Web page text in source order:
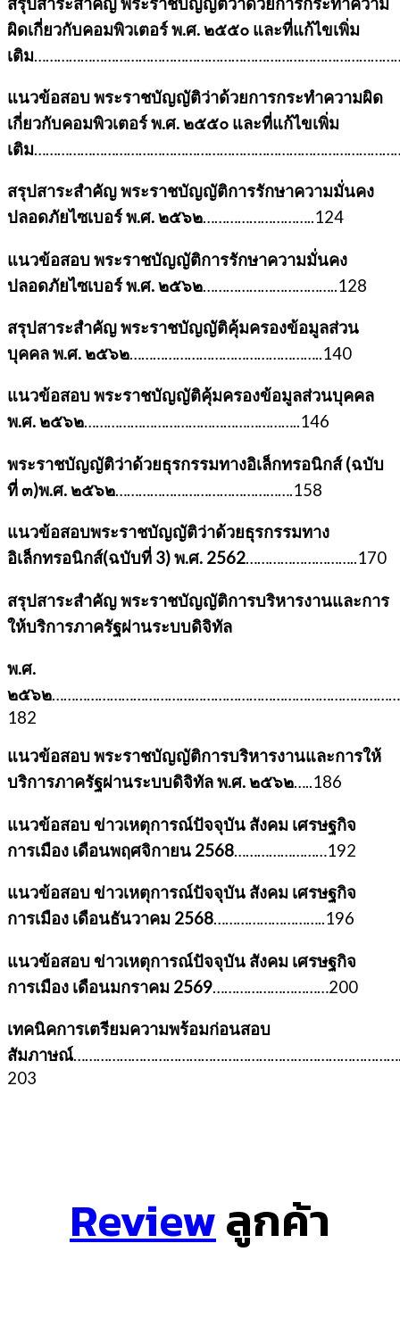
ผิดเกี่ยวกับคอมพิวเตอร์ พ.ศ. ๒๕๕๐ และที่แก้ไขเพิ่ม
เติม
แนวข้อสอบ พระราชบัญญัติว่าด้วยการกระทำความผิด
เกี่ยวกับคอมพิวเตอร์ พ.ศ. ๒๕๕๐ และที่แก้ไขเพิ่ม
เติม
สรุปสาระสำคัญ พระราชบัญญัติการรักษาความมั่นคง
ปลอดภัยไซเบอร์ พ.ศ. ๒๕๖๒………………………..124
แนวข้อสอบ พระราชบัญญัติการรักษาความมั่นคง
ปลอดภัยไซเบอร์ พ.ศ. ๒๕๖๒……………………………..128
สรุปสาระสำคัญ พระราชบัญญัติคุ้มครองข้อมูลส่วน
บุคคล พ.ศ. ๒๕๖๒…………………………………………..140
แนวข้อสอบ พระราชบัญญัติคุ้มครองข้อมูลส่วนบุคคล
พ.ศ. ๒๕๖๒………………………………………………..146
พระราชบัญญัติว่าด้วยธุรกรรมทางอิเล็กทรอนิกส์ (ฉบับ
ที่ ๓)พ.ศ. ๒๕๖๒……………………………………….158
แนวข้อสอบพระราชบัญญัติว่าด้วยธุรกรรมทาง
อิเล็กทรอนิกส์(ฉบับที่ 3) พ.ศ. 2562………………………..170
สรุปสาระสำคัญ พระราชบัญญัติการบริหารงานและการ
ให้บริการภาครัฐผ่านระบบดิจิทัล
พ.ศ.
๒๕๖๒
182
แนวข้อสอบ พระราชบัญญัติการบริหารงานและการให้
บริการภาครัฐผ่านระบบดิจิทัล พ.ศ. ๒๕๖๒…..186
แนวข้อสอบ ข่าวเหตุการณ์ปัจจุบัน สังคม เศรษฐกิจ
การเมือง เดือนพฤศจิกายน 2568……………………192
แนวข้อสอบ ข่าวเหตุการณ์ปัจจุบัน สังคม เศรษฐกิจ
การเมือง เดือนธันวาคม 2568………………………..196
แนวข้อสอบ ข่าวเหตุการณ์ปัจจุบัน สังคม เศรษฐกิจ
การเมือง เดือนมกราคม 2569…………………………200
เทคนิคการเตรียมความพร้อมก่อนสอบ
สัมภาษณ์
203
Reviewลูกค้า